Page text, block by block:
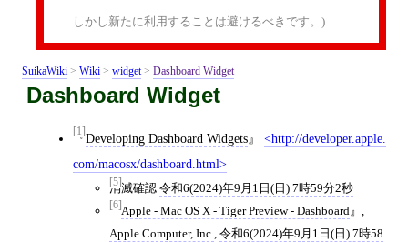
しかし新たに利用することは避けるべきです。)
SuikaWiki > Wiki > widget > Dashboard Widget
Dashboard Widget
[1]Developing Dashboard Widgets
http://developer.apple.
com/macosx/dashboard.html
[5]
消滅確認 令和6(2024)年9月1日(日) 7時59分2秒
[6]Apple - Mac OS X - Tiger Preview - Dashboard
Apple Computer, Inc. 令和6(2024)年9月1日(日) 7時58